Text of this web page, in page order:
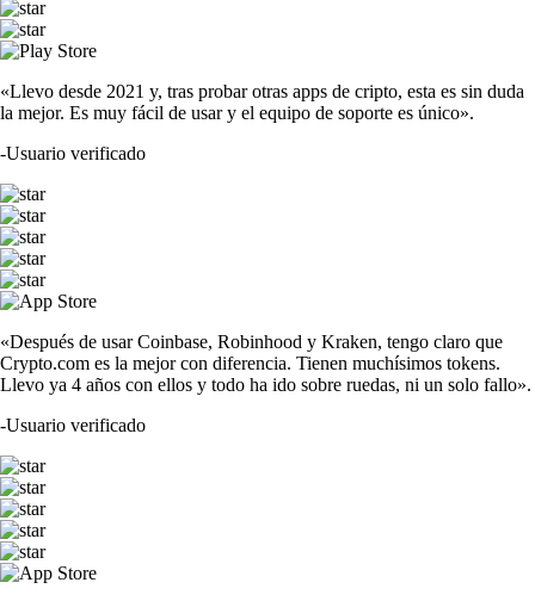
«Llevo desde 2021 y, tras probar otras apps de cripto, esta es sin duda
la mejor. Es muy fácil de usar y el equipo de soporte es único».
-Usuario verificado
«Después de usar Coinbase, Robinhood y Kraken, tengo claro que
Crypto.com es la mejor con diferencia. Tienen muchísimos tokens.
Llevo ya 4 años con ellos y todo ha ido sobre ruedas, ni un solo fallo».
-Usuario verificado